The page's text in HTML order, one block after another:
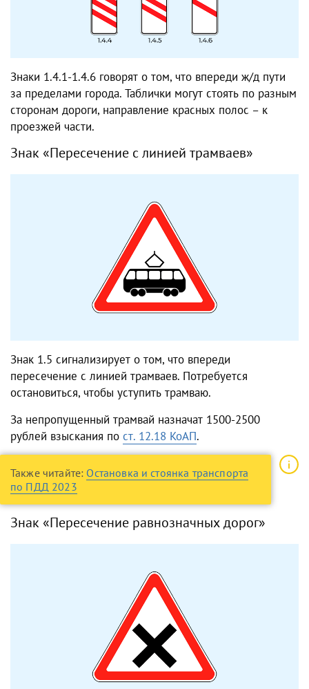
Знаки 1.4.1-1.4.6 говорят о том, что впереди ж/д пути
за пределами города. Таблички могут стоять по разным
сторонам дороги, направление красных полос – к
проезжей части.
Знак «Пересечение с линией трамваев»
Знак 1.5 сигнализирует о том, что впереди
пересечение с линией трамваев. Потребуется
остановиться, чтобы уступить трамваю.
За непропущенный трамвай назначат 1500-2500
рублей взыскания по ст. 12.18 КоАП.
Также читайте: Остановка и стоянка транспорта
по ПДД 2023
Знак «Пересечение равнозначных дорог»